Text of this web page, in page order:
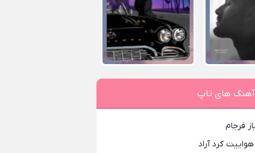
آهنگ های تاپ
فرجام
کرد آراد